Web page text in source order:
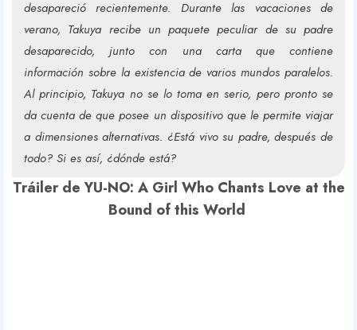
desapareció recientemente. Durante las vacaciones de
verano, Takuya recibe un paquete peculiar de su padre
desaparecido, junto con una carta que contiene
información sobre la existencia de varios mundos paralelos.
Al principio, Takuya no se lo toma en serio, pero pronto se
da cuenta de que posee un dispositivo que le permite viajar
a dimensiones alternativas. ¿Está vivo su padre, después de
todo? Si es así, ¿dónde está?
Tráiler de YU-NO: A Girl Who Chants Love at the
Bound of this World